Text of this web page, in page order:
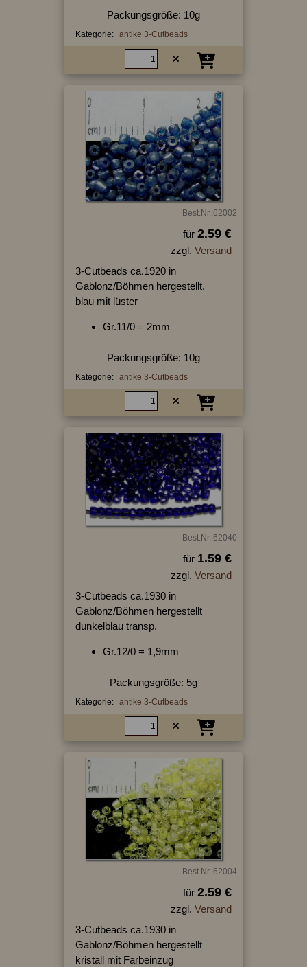
Packungsgröße: 10g
Kategorie: antike 3-Cutbeads
Best.Nr.:62002
für 2.59 €
zzgl. Versand
3-Cutbeads ca.1920 in
Gablonz/Böhmen hergestellt,
blau mit lüster
Gr.11/0 = 2mm
Packungsgröße: 10g
Kategorie: antike 3-Cutbeads
Best.Nr.:62040
für 1.59 €
zzgl. Versand
3-Cutbeads ca.1930 in
Gablonz/Böhmen hergestellt
dunkelblau transp.
Gr.12/0 = 1,9mm
Packungsgröße: 5g
Kategorie: antike 3-Cutbeads
Best.Nr.:62004
für 2.59 €
zzgl. Versand
3-Cutbeads ca.1930 in
Gablonz/Böhmen hergestellt
kristall mit Farbeinzug